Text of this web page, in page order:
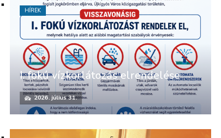
I. fokú vízkorlátozás elrendelése
2026. július 31.
HÍREK